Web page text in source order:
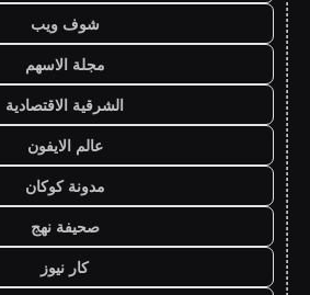
شوف ويب
مجلة الاسهم
الشرقية الاقتصادية
عالم الايفون
مدونة كوكان
صحيفة نهج
كار نيوز